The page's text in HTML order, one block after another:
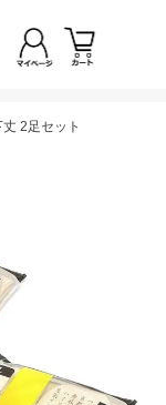
2足セット